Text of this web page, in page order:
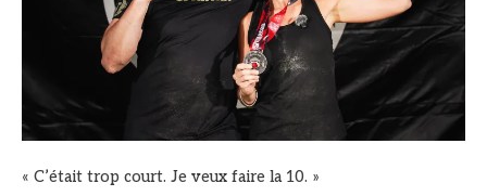
« C’était trop court. Je veux faire la 10. »